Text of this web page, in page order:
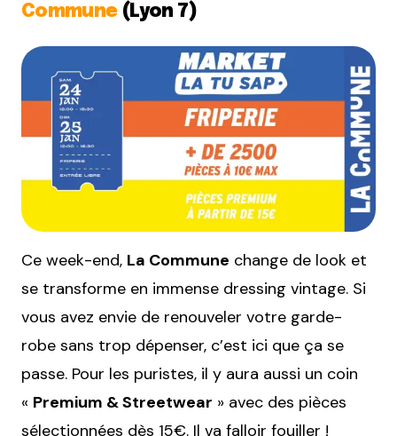
Commune(Lyon 7)
Ce week-end, La Commune change de look et
se transforme en immense dressing vintage. Si
vous avez envie de renouveler votre garde-
robe sans trop dépenser, c’est ici que ça se
passe. Pour les puristes, il y aura aussi un coin
« Premium & Streetwear » avec des pièces
sélectionnées dès 15€. Il va falloir fouiller !